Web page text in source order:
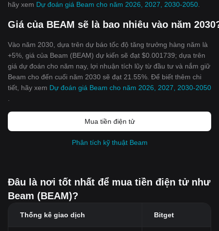
hãy xem Dự đoán giá Beam cho năm 2026, 2027, 2030-2050
Giá của BEAM sẽ là bao nhiêu vào năm
Vào năm 2030, dựa trên dự báo tốc độ tăng trưởng hàng năm là
+5%, giá của Beam (BEAM) dự kiến sẽ đạt $0.001739; dựa trên
giá dự đoán cho năm nay, lợi nhuận tích lũy từ đầu tư và nắm giữ
Beam cho đến cuối năm 2030 sẽ đạt 21.55%. Để biết thêm chi
tiết, hãy xem Dự đoán giá Beam cho năm 2026, 2027, 2030-2050
Mua tiền điện tử
Phân tích kỹ thuật Beam
Đâu là nơi tốt nhất để mua tiền điện tử như
Beam (BEAM)?
Thống kê giao dịch Bitget